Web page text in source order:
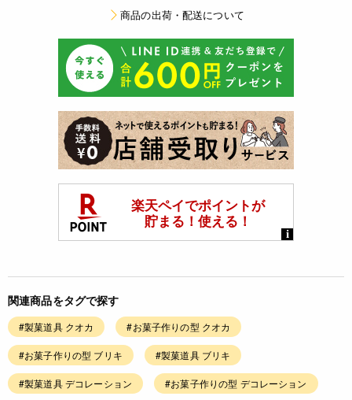
商品の出荷・配送について
関連商品をタグで探す
#製菓道具 クオカ #お菓子作りの型 クオカ
#お菓子作りの型 ブリキ #製菓道具 ブリキ
#製菓道具 デコレーション #お菓子作りの型 デコレーション